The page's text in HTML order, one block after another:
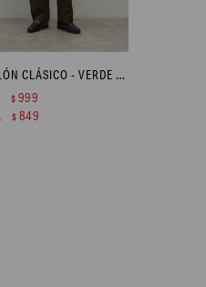
PANTALÓN CLÁSICO - VERDE OLIVA
$ 999
$ 849